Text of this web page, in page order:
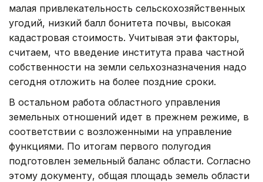
малая привлекательность сельскохозяйственных
угодий, низкий балл бонитета почвы, высокая
кадастровая стоимость. Учитывая эти факторы,
считаем, что введение института права частной
собственности на земли сельхозназначения надо
сегодня отложить на более поздние сроки.
В остальном работа областного управления
земельных отношений идет в прежнем режиме, в
соответствии с возложенными на управление
функциями. По итогам первого полугодия
подготовлен земельный баланс области. Согласно
этому документу, общая площадь земель области